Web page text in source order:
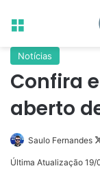
Menu
Notícias
Confira
aberto
Saulo Fernandes
Última Atualização 19/